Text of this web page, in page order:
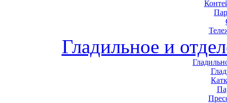
Гладильное и